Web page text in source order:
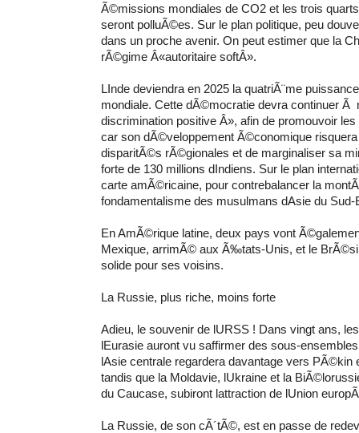
Ã©missions mondiales de CO2 et les trois
seront polluÃ©es. Sur le plan politique, peu
dans un proche avenir. On peut estimer que la
rÃ©gime Â«autoritaire softÂ».
LInde deviendra en 2025 la quatriÃ¨me
mondiale. Cette dÃ©mocratie devra continuer Ã
discrimination positive Â», afin de promouvoir
car son dÃ©veloppement Ã©conomique
disparitÃ©s rÃ©gionales et de marginaliser sa
forte de 130 millions dIndiens. Sur le plan
carte amÃ©ricaine, pour contrebalancer la
fondamentalisme des musulmans dAsie du Sud-
En AmÃ©rique latine, deux pays vont
Mexique, arrimÃ© aux Ã‰tats-Unis, et le
solide pour ses voisins.
La Russie, plus riche, moins forte
Adieu, le souvenir de lURSS ! Dans vingt ans,
lEurasie auront vu saffirmer des sous-
lAsie centrale regardera davantage vers PÃ©kin
tandis que la Moldavie, lUkraine et la
du Caucase, subiront lattraction de lUnion
La Russie, de son cÃ´tÃ©, est en passe de